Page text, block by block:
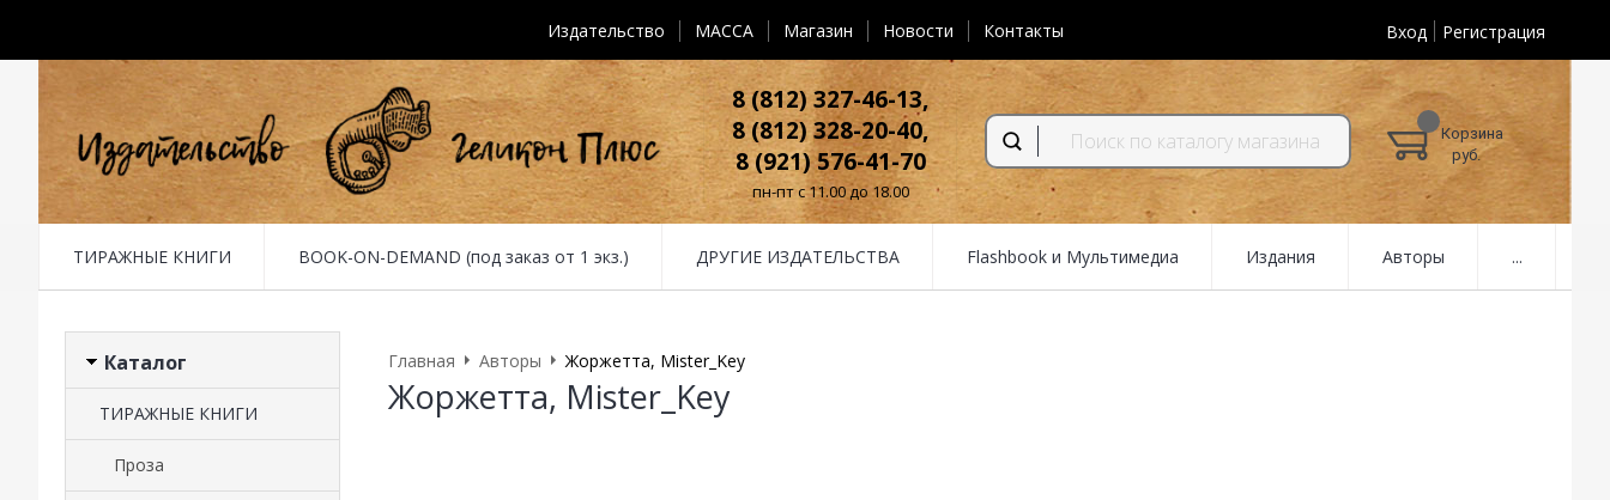
Издательство MACCA Магазин Новости Контакты Вход Регистрация
8 (812) 327-46-13,
8 (812) 328-20-40,
8 (921) 576-41-70
пн-пт с 11.00 до 18.00
Корзина
руб.
ТИРАЖНЫЕ КНИГИ BOOK-ON-DEMAND (под заказ от 1 экз.) ДРУГИЕ ИЗДАТЕЛЬСТВА Flashbook и Мультимедиа Издания Авторы ...
Каталог
ТИРАЖНЫЕ КНИГИ
Проза
Главная Авторы Жоржетта, Mister_Key
Жоржетта, Mister_Key